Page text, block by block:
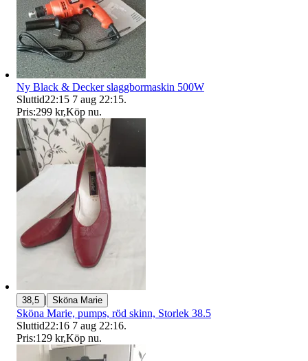
Ny Black & Decker slaggbormaskin 500W
Sluttid22:15 7 aug 22:15.
Pris:299 kr,Köp nu.
38,5 | Sköna Marie
Sköna Marie, pumps, röd skinn, Storlek 38.5
Sluttid22:16 7 aug 22:16.
Pris:129 kr,Köp nu.